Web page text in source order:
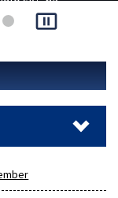
si...
pause_presentation